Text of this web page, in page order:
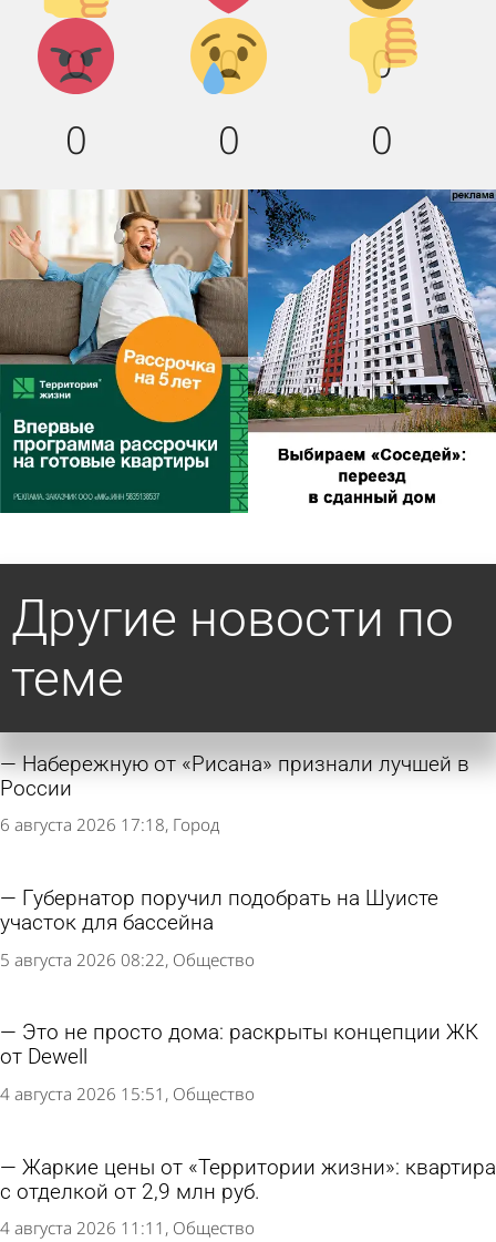
0 0 0
Агрессия!
0
Грусть :
(
0
Палец
вниз!
0
Другие новости по
теме
Набережную от «Рисана» признали лучшей в
России
6 августа 2026 17:18 Город
Губернатор поручил подобрать на Шуисте
участок для бассейна
5 августа 2026 08:22 Общество
Это не просто дома: раскрыты концепции ЖК
от Dewell
4 августа 2026 15:51 Общество
Жаркие цены от «Территории жизни»: квартира
с отделкой от 2,9 млн руб.
4 августа 2026 11:11 Общество